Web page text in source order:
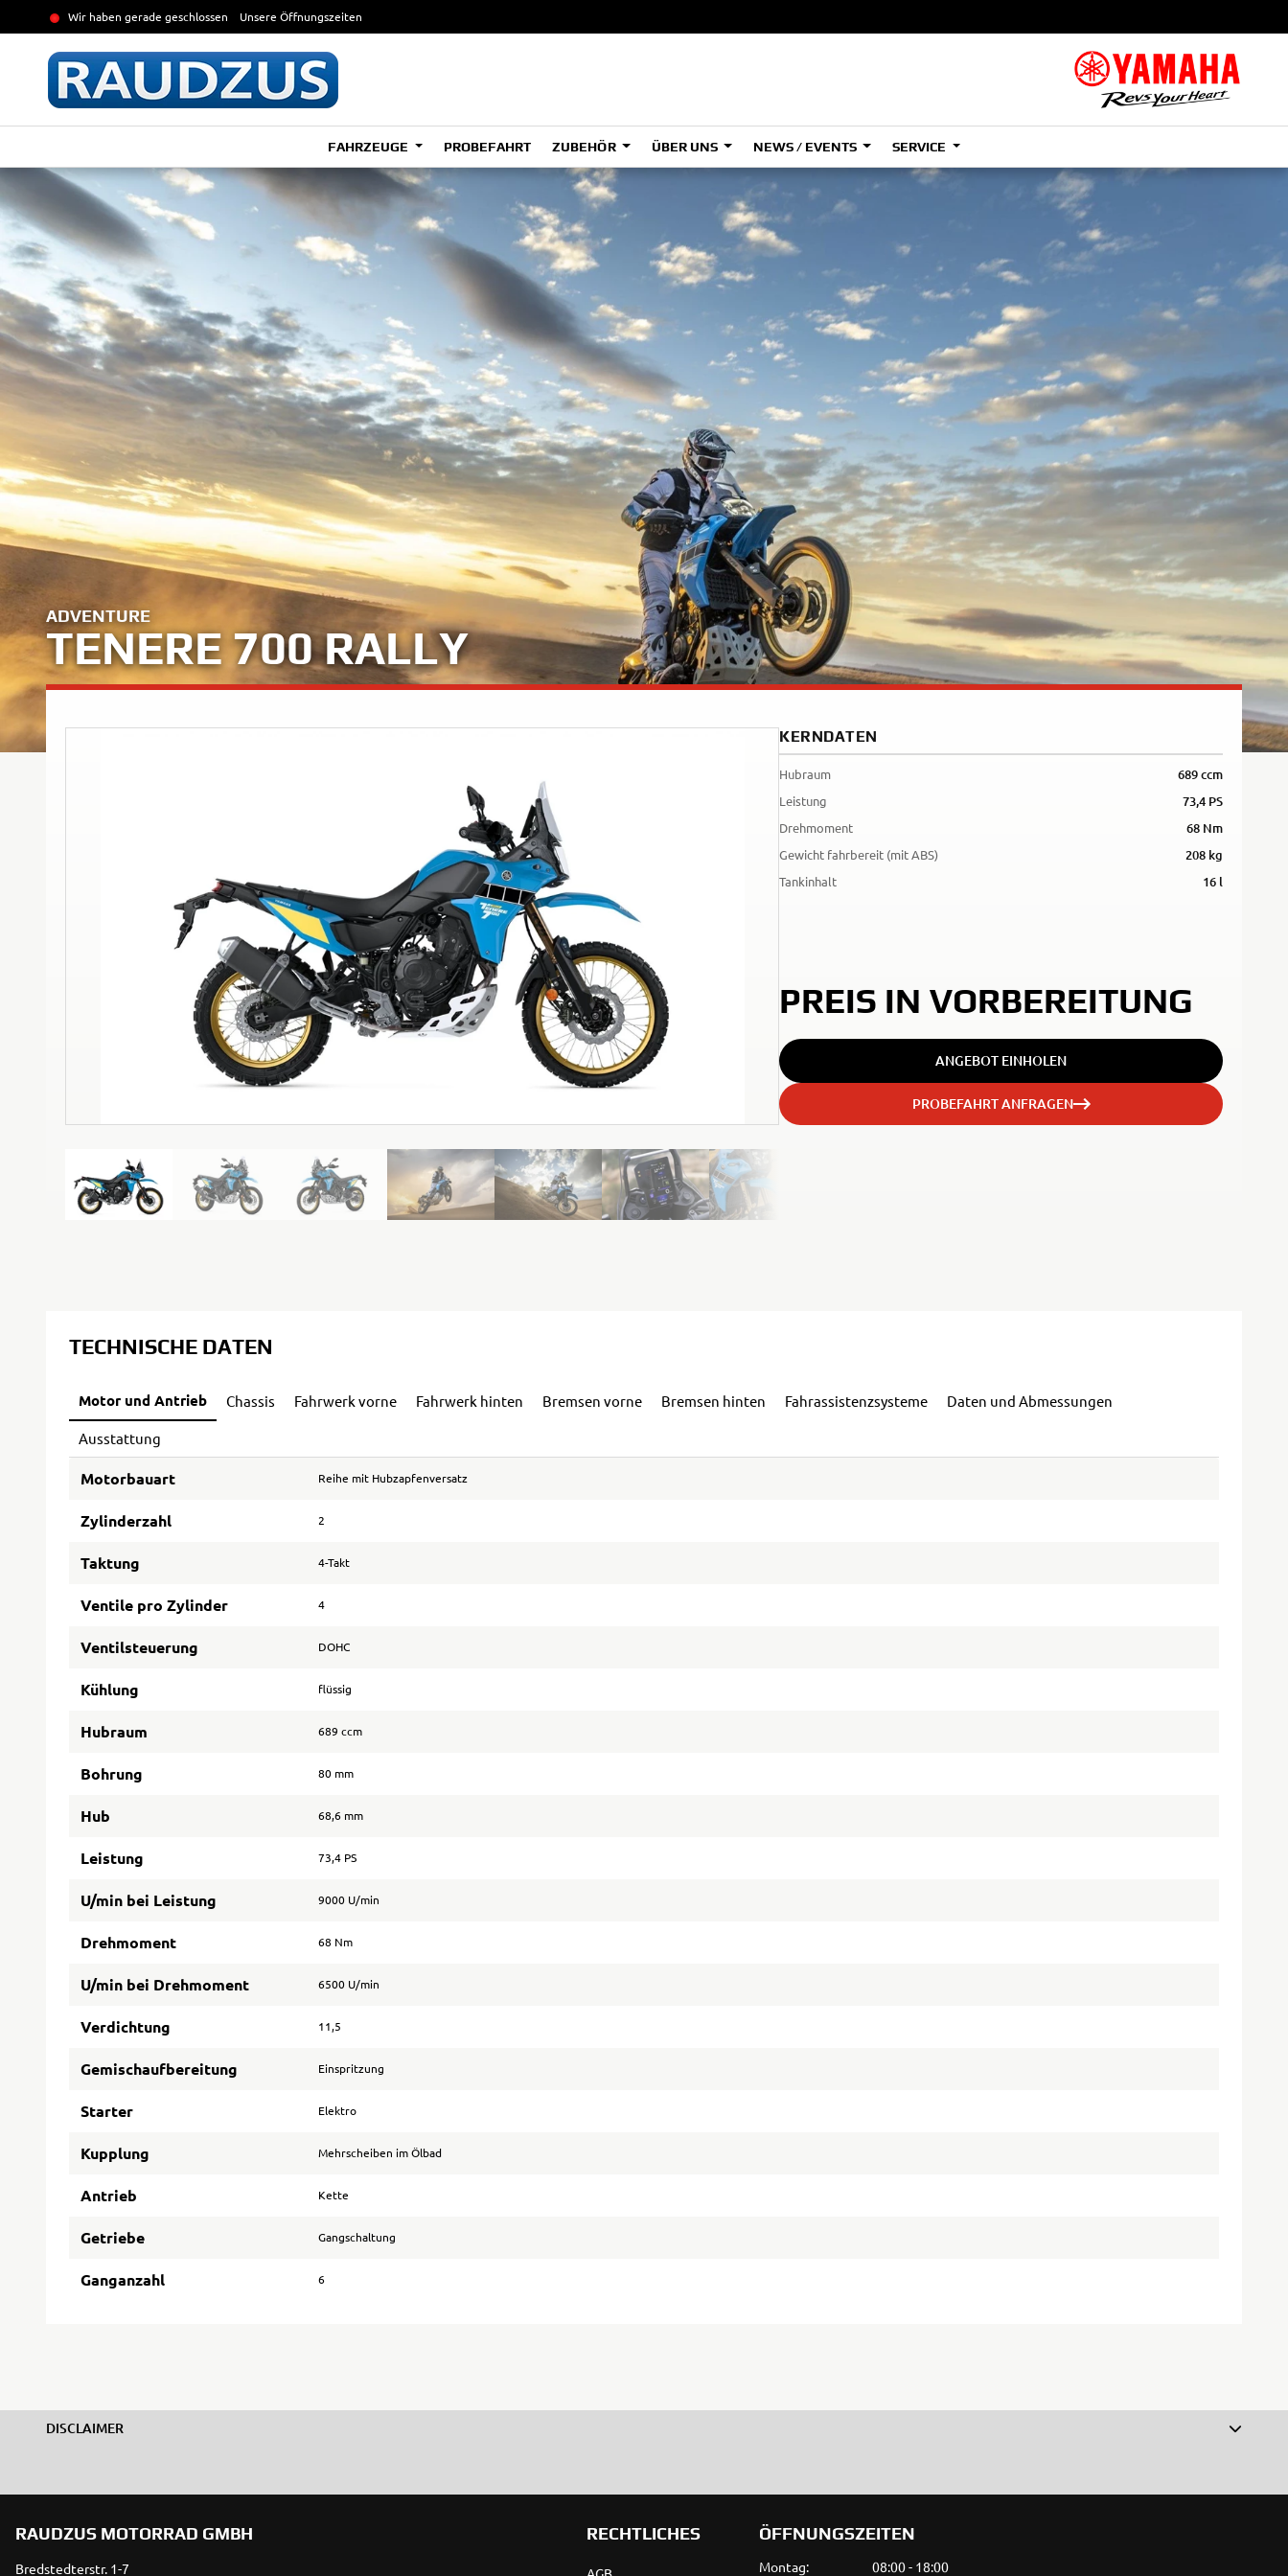
Wir haben gerade geschlossen Unsere Öffnungszeiten
FAHRZEUGE
ADVENTURE
HYPER NAKED
SPORT HERITAGE
SPORT TOURING
SUPERSPORT
(Low)
(Low)
A2
Tenere
35kW
Tenere
Rally
A2
35kW
A
Tenere
700
World
Raid
A1
WR125R
PROBEFAHRT ZUBEHÖR ÜBER UNS NEWS / EVENTS SERVICE
ADVENTURE
TENERE 700 RALLY
KERNDATEN
Hubraum 689 ccm
Leistung 73,4 PS
Drehmoment 68 Nm
Gewicht fahrbereit (mit ABS) 208 kg
Tankinhalt 16 l
PREIS IN VORBEREITUNG
ANGEBOT EINHOLEN
PROBEFAHRT ANFRAGEN
TECHNISCHE DATEN
Motor und Antrieb Chassis Fahrwerk vorne Fahrwerk hinten Bremsen vorne Bremsen hinten Fahrassistenzsysteme Daten und Abmessungen
Ausstattung
Motorbauart Reihe mit Hubzapfenversatz
Zylinderzahl 2
Taktung 4-Takt
Ventile pro Zylinder 4
Ventilsteuerung DOHC
Kühlung flüssig
Hubraum 689 ccm
Bohrung 80 mm
Hub 68,6 mm
Leistung 73,4 PS
U/min bei Leistung 9000 U/min
Drehmoment 68 Nm
U/min bei Drehmoment 6500 U/min
Verdichtung 11,5
Gemischaufbereitung Einspritzung
Starter Elektro
Kupplung Mehrscheiben im Ölbad
Antrieb Kette
Getriebe Gangschaltung
Ganganzahl 6
DISCLAIMER
RAUDZUS MOTORRAD GMBH
Bredstedterstr. 1-7
RECHTLICHES ÖFFNUNGSZEITEN
Montag: 08:00 - 18:00